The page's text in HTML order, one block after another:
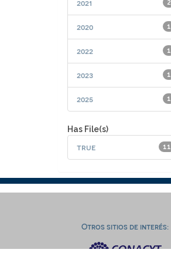
2
2021
1
2020
1
2022
1
2023
1
2025
Has File(s)
11
true
Otros sitios de interés: